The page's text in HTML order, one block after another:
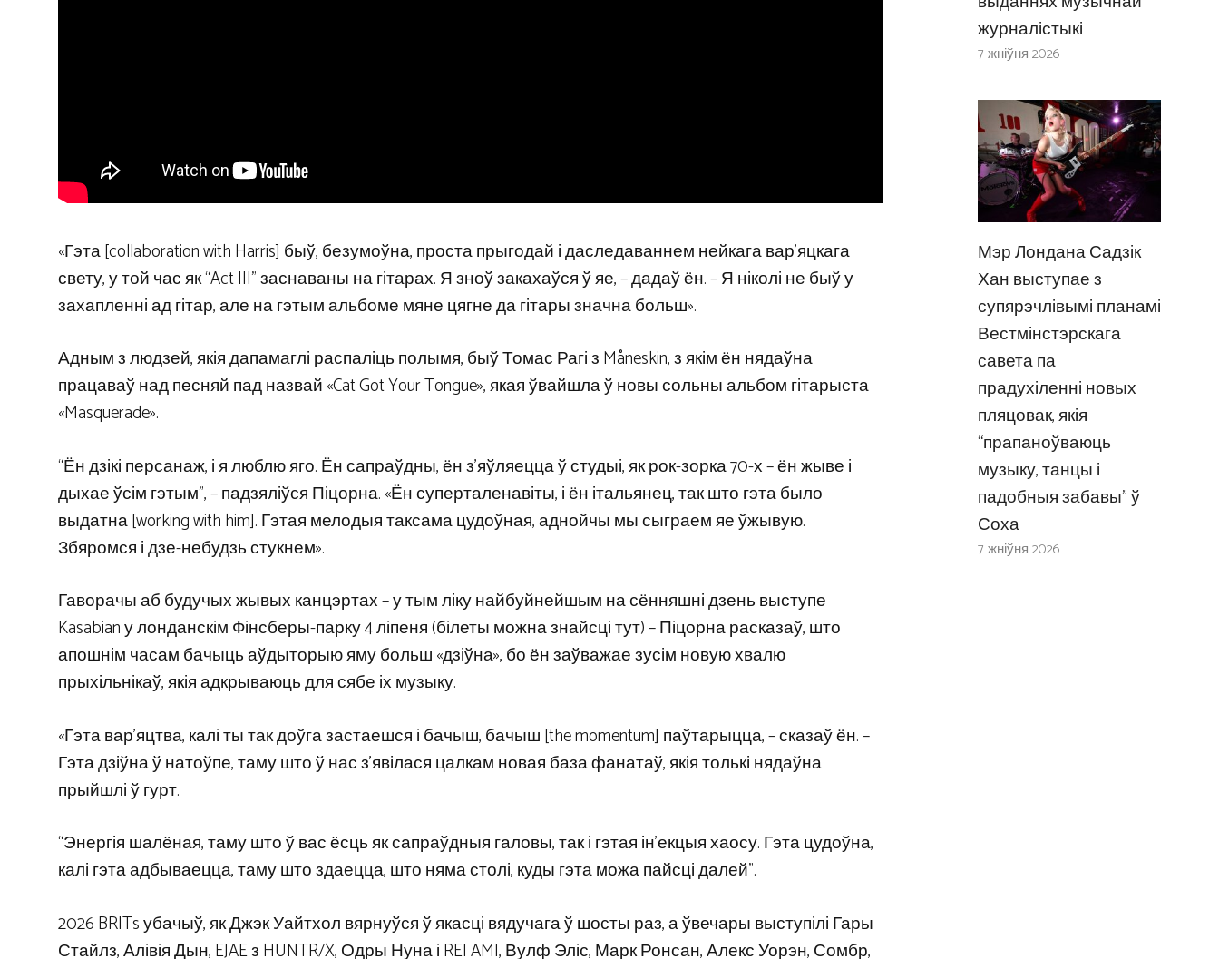
«Гэта [collaboration with Harris] быў, безумоўна, проста прыгодай і даследаваннем нейкага вар’яцкага
свету, у той час як “Act III” заснаваны на гітарах. Я зноў закахаўся ў яе, – дадаў ён. – Я ніколі не быў у
захапленні ад гітар, але на гэтым альбоме мяне цягне да гітары значна больш».
Адным з людзей, якія дапамаглі распаліць полымя, быў Томас Рагі з Måneskin, з якім ён нядаўна
працаваў над песняй пад назвай «Cat Got Your Tongue», якая ўвайшла ў новы сольны альбом гітарыста
«Masquerade».
“Ён дзікі персанаж, і я люблю яго. Ён сапраўдны, ён з’яўляецца ў студыі, як рок-зорка 70-х – ён жыве і
дыхае ўсім гэтым”, – падзяліўся Піцорна. «Ён суперталенавіты, і ён італьянец, так што гэта было
выдатна [working with him]. Гэтая мелодыя таксама цудоўная, аднойчы мы сыграем яе ўжывую.
Збяромся і дзе-небудзь стукнем».
Гаворачы аб будучых жывых канцэртах – у тым ліку найбуйнейшым на сённяшні дзень выступе
Kasabian у лонданскім Фінсберы-парку 4 ліпеня (білеты можна знайсці тут) – Піцорна расказаў, што
апошнім часам бачыць аўдыторыю яму больш «дзіўна», бо ён заўважае зусім новую хвалю
прыхільнікаў, якія адкрываюць для сябе іх музыку.
«Гэта вар’яцтва, калі ты так доўга застаешся і бачыш, бачыш [the momentum] паўтарыцца, – сказаў ён. –
Гэта дзіўна ў натоўпе, таму што ў нас з’явілася цалкам новая база фанатаў, якія толькі нядаўна
прыйшлі ў гурт.
“Энергія шалёная, таму што ў вас ёсць як сапраўдныя галовы, так і гэтая ін’екцыя хаосу. Гэта цудоўна,
калі гэта адбываецца, таму што здаецца, што няма столі, куды гэта можа пайсці далей”.
2026 BRITs убачыў, як Джэк Уайтхол вярнуўся ў якасці вядучага ў шосты раз, а ўвечары выступілі Гары
Стайлз, Алівія Дын, EJAE з HUNTR/X, Одры Нуна і REI AMI, Вулф Эліс, Марк Ронсан, Алекс Уорэн, Сомбр,
журналістыкі
7 жніўня 2026
Мэр Лондана Садзік
Хан выступае з
супярэчлівымі планамі
Вестмінстэрскага
савета па
прадухіленні новых
пляцовак, якія
“прапаноўваюць
музыку, танцы і
падобныя забавы” ў
Соха
7 жніўня 2026